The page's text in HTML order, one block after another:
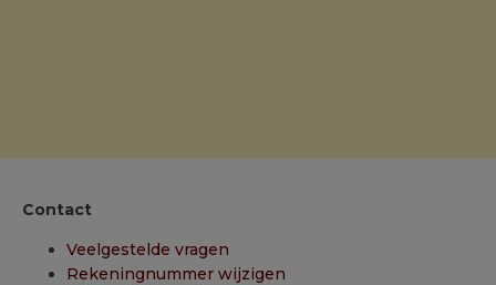
Contact
Veelgestelde vragen
Rekeningnummer wijzigen